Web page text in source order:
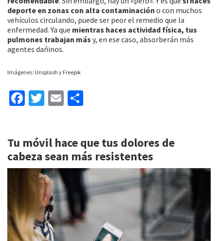
deporte en zonas con alta contaminación o con muchos
vehículos circulando, puede ser peor el remedio que la
enfermedad. Ya que mientras haces actividad física, tus
pulmones trabajan más y, en ese caso, absorberán más
agentes dañinos.
Imágenes: Unsplash y Freepik
Fa
o
o
T
er
E
l
p
ar
tir
Tu móvil hace que tus dolores de
cabeza sean más resistentes